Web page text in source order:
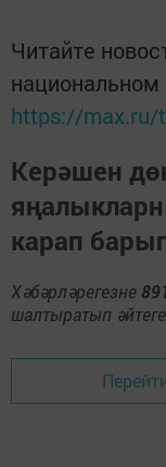
Читайте
https://max.ru/
Керәшен
карап
Хәбәрләрегезне
шалтыратып